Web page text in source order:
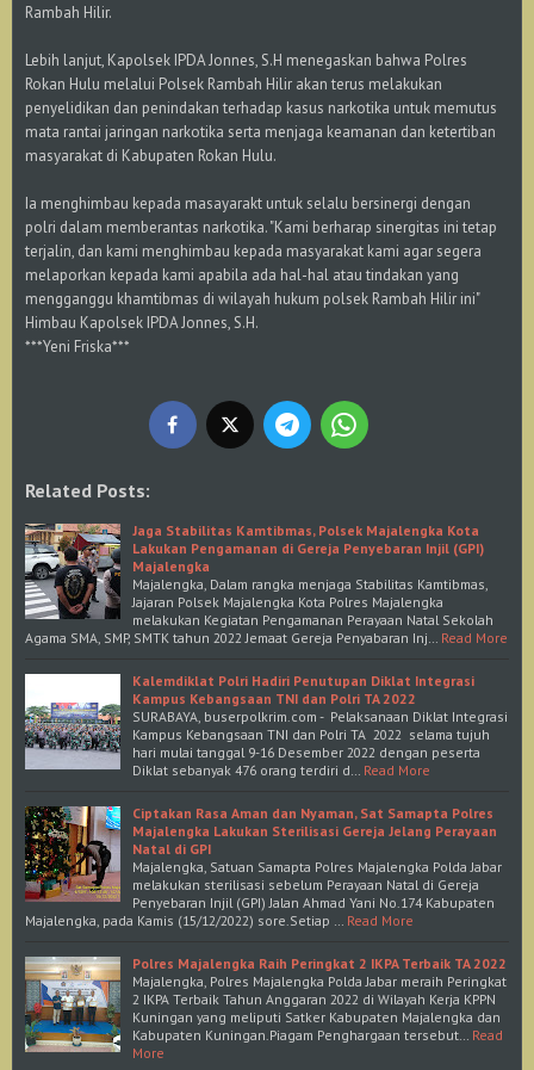
Rambah Hilir.
Lebih lanjut, Kapolsek IPDA Jonnes, S.H menegaskan bahwa Polres
Rokan Hulu melalui Polsek Rambah Hilir akan terus melakukan
penyelidikan dan penindakan terhadap kasus narkotika untuk memutus
mata rantai jaringan narkotika serta menjaga keamanan dan ketertiban
masyarakat di Kabupaten Rokan Hulu.
Ia menghimbau kepada masayarakt untuk selalu bersinergi dengan
polri dalam memberantas narkotika. "Kami berharap sinergitas ini tetap
terjalin, dan kami menghimbau kepada masyarakat kami agar segera
melaporkan kepada kami apabila ada hal-hal atau tindakan yang
mengganggu khamtibmas di wilayah hukum polsek Rambah Hilir ini"
Himbau Kapolsek IPDA Jonnes, S.H.
***Yeni Friska***
Related Posts:
Jaga Stabilitas Kamtibmas, Polsek Majalengka Kota
Lakukan Pengamanan di Gereja Penyebaran Injil (GPI)
Majalengka
Majalengka, Dalam rangka menjaga Stabilitas Kamtibmas,
Jajaran Polsek Majalengka Kota Polres Majalengka
melakukan Kegiatan Pengamanan Perayaan Natal Sekolah
Agama SMA, SMP, SMTK tahun 2022 Jemaat Gereja Penyabaran Inj… Read More
Kalemdiklat Polri Hadiri Penutupan Diklat Integrasi
Kampus Kebangsaan TNI dan Polri TA 2022
SURABAYA, buserpolkrim.com - Pelaksanaan Diklat Integrasi
Kampus Kebangsaan TNI dan Polri TA 2022 selama tujuh
hari mulai tanggal 9-16 Desember 2022 dengan peserta
Diklat sebanyak 476 orang terdiri d… Read More
Ciptakan Rasa Aman dan Nyaman, Sat Samapta Polres
Majalengka Lakukan Sterilisasi Gereja Jelang Perayaan
Natal di GPI
Majalengka, Satuan Samapta Polres Majalengka Polda Jabar
melakukan sterilisasi sebelum Perayaan Natal di Gereja
Penyebaran Injil (GPI) Jalan Ahmad Yani No.174 Kabupaten
Majalengka, pada Kamis (15/12/2022) sore.Setiap … Read More
Polres Majalengka Raih Peringkat 2 IKPA Terbaik TA 2022
Majalengka, Polres Majalengka Polda Jabar meraih Peringkat
2 IKPA Terbaik Tahun Anggaran 2022 di Wilayah Kerja KPPN
Kuningan yang meliputi Satker Kabupaten Majalengka dan
Kabupaten Kuningan.Piagam Penghargaan tersebut… Read
More